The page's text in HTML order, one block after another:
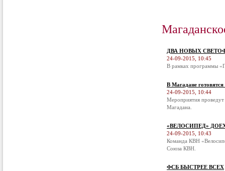
ДВА НОВЫХ
24-09-2015, 10:45
В рамках программы
В Магадане
24-09-2015, 10:44
Мероприятия
Магадана.
«ВЕЛОСИПЕД»
24-09-2015, 10:43
Команда КВН
Союза КВН.
ФСБ БЫСТРЕЕ ВСЕХ